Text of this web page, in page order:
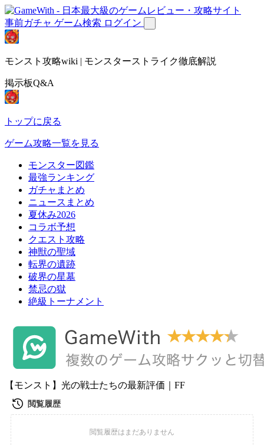
事前ガチャ ゲーム検索 ログイン
モンスト攻略wiki | モンスターストライク徹底解説
掲示板Q&A
トップに戻る
ゲーム攻略一覧を見る
モンスター図鑑
最強ランキング
ガチャまとめ
ニュースまとめ
夏休み2026
コラボ予想
クエスト攻略
神獣の聖域
転界の遺跡
破界の星墓
禁忌の獄
絶級トーナメント
【モンスト】光の戦士たちの最新評価｜FF